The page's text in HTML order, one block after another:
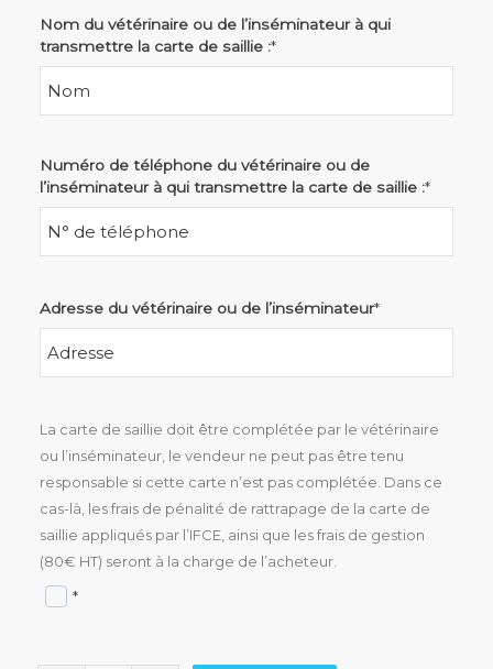
Nom du vétérinaire ou de l’inséminateur à qui
transmettre la carte de saillie :*
Numéro de téléphone du vétérinaire ou de
l’inséminateur à qui transmettre la carte de saillie :*
Adresse du vétérinaire ou de l’inséminateur*
La carte de saillie doit être complétée par le vétérinaire
ou l’inséminateur, le vendeur ne peut pas être tenu
responsable si cette carte n’est pas complétée. Dans ce
cas-là, les frais de pénalité de rattrapage de la carte de
saillie appliqués par l’IFCE, ainsi que les frais de gestion
(80€ HT) seront à la charge de l’acheteur.
*